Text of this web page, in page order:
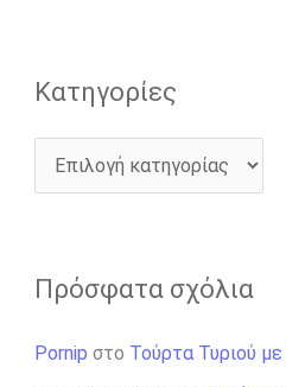
Kατηγορίες
Πρόσφατα σχόλια
Pornip στο Τούρτα Τυριού